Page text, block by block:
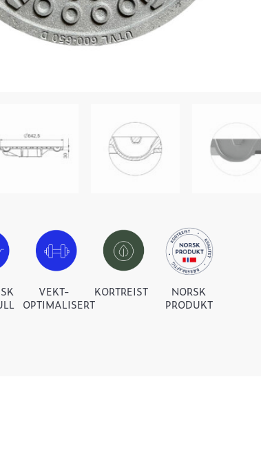
VEKT-
OPTIMALISERT
KORTREIST
NORSK
PRODUKT